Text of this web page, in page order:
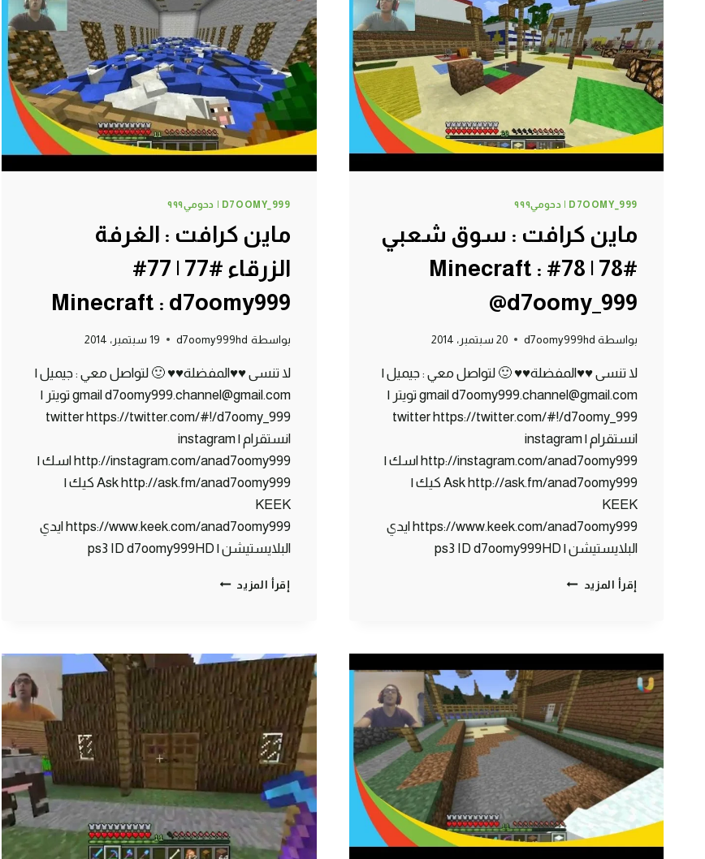
|
82#
MINECRAFT
:
D7OOMY999
80#
MINECRAFT
:
D7OOMY999
D7OOMY_999 | دحومي٩٩٩
ماين كرافت : سوق شعبي
#78 | 78# Minecraft :
@d7oomy_999
بواسطة d7oomy999hd 20 سبتمبر، 2014
لا تنسى ♥♥المفضلة♥♥ 🙂 لتواصل معي : جيميل |
gmail d7oomy999.channel@gmail.com تويتر |
twitter https://twitter.com/#!/d7oomy_999
انستقرام | instagram
http://instagram.com/anad7oomy999 اسك |
Ask http://ask.fm/anad7oomy999 كيك |
KEEK
https://www.keek.com/anad7oomy999 ايدي
البلايستيشن | ps3 ID d7oomy999HD
إقرأ المزيد ماين
|
78#
MINECRAFT
:
@D7OOMY_999
D7OOMY_999 | دحومي٩٩٩
ماين كرافت : الغرفة
الزرقاء #77 | 77#
Minecraft : d7oomy999
بواسطة d7oomy999hd 19 سبتمبر، 2014
لا تنسى ♥♥المفضلة♥♥ 🙂 لتواصل معي : جيميل |
gmail d7oomy999.channel@gmail.com تويتر |
twitter https://twitter.com/#!/d7oomy_999
انستقرام | instagram
http://instagram.com/anad7oomy999 اسك |
Ask http://ask.fm/anad7oomy999 كيك |
KEEK
https://www.keek.com/anad7oomy999 ايدي
البلايستيشن | ps3 ID d7oomy999HD
إقرأ المزيد ماين
#77
77#
MINECRAFT
:
D7OOMY999